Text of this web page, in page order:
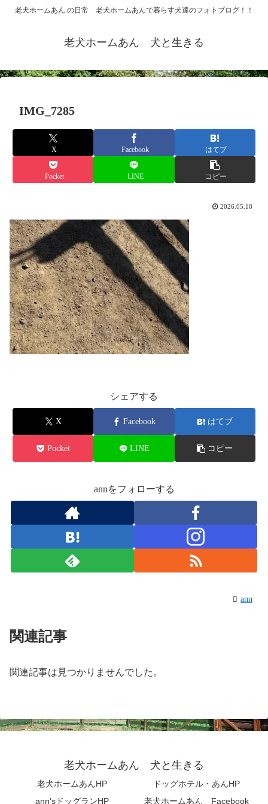
老犬ホームあん の日常 老犬ホームあんで暮らす犬達のフォトブログ！！
老犬ホームあん 犬と生きる
IMG_7285
X Facebook はてブ
Pocket LINE コピー
2026.05.18
シェアする
X Facebook はてブ
Pocket LINE コピー
annをフォローする
ann
関連記事
関連記事は見つかりませんでした。
老犬ホームあん 犬と生きる
老犬ホームあんHP
ドッグホテル・あんHP
ann’sドッグランHP
老犬ホームあん Facebook